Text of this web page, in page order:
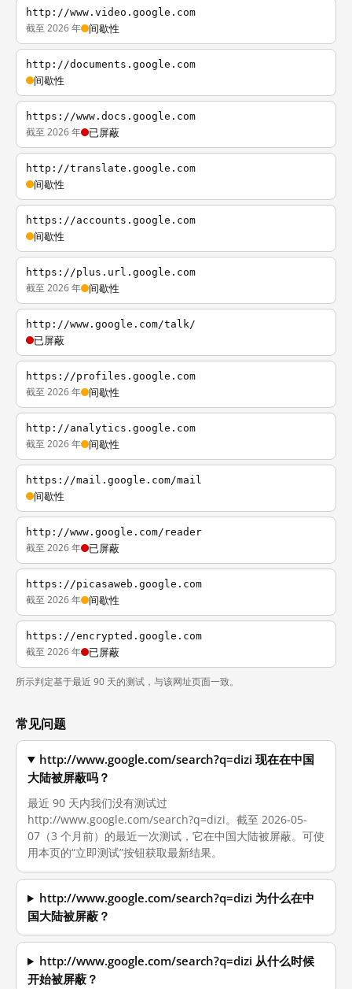
http://www.video.google.com
截至 2026 年 间歇性
http://documents.google.com
间歇性
https://www.docs.google.com
截至 2026 年 已屏蔽
http://translate.google.com
间歇性
https://accounts.google.com
间歇性
https://plus.url.google.com
截至 2026 年 间歇性
http://www.google.com/talk/
已屏蔽
https://profiles.google.com
截至 2026 年 间歇性
http://analytics.google.com
截至 2026 年 间歇性
https://mail.google.com/mail
间歇性
http://www.google.com/reader
截至 2026 年 已屏蔽
https://picasaweb.google.com
截至 2026 年 间歇性
https://encrypted.google.com
截至 2026 年 已屏蔽
所示判定基于最近 90 天的测试，与该网址页面一致。
常见问题
http://www.google.com/search?q=dizi 现在在中国
大陆被屏蔽吗？
最近 90 天内我们没有测试过
http://www.google.com/search?q=dizi。截至 2026-05-
07（3 个月前）的最近一次测试，它在中国大陆被屏蔽。可使
用本页的“立即测试”按钮获取最新结果。
http://www.google.com/search?q=dizi 为什么在中
国大陆被屏蔽？
http://www.google.com/search?q=dizi 从什么时候
开始被屏蔽？